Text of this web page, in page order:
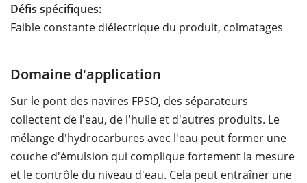
Défis spécifiques:
Faible constante diélectrique du produit, colmatages
Domaine d'application
Sur le pont des navires FPSO, des séparateurs
collectent de l'eau, de l'huile et d'autres produits. Le
mélange d'hydrocarbures avec l'eau peut former une
couche d'émulsion qui complique fortement la mesure
et le contrôle du niveau d'eau. Cela peut entraîner une